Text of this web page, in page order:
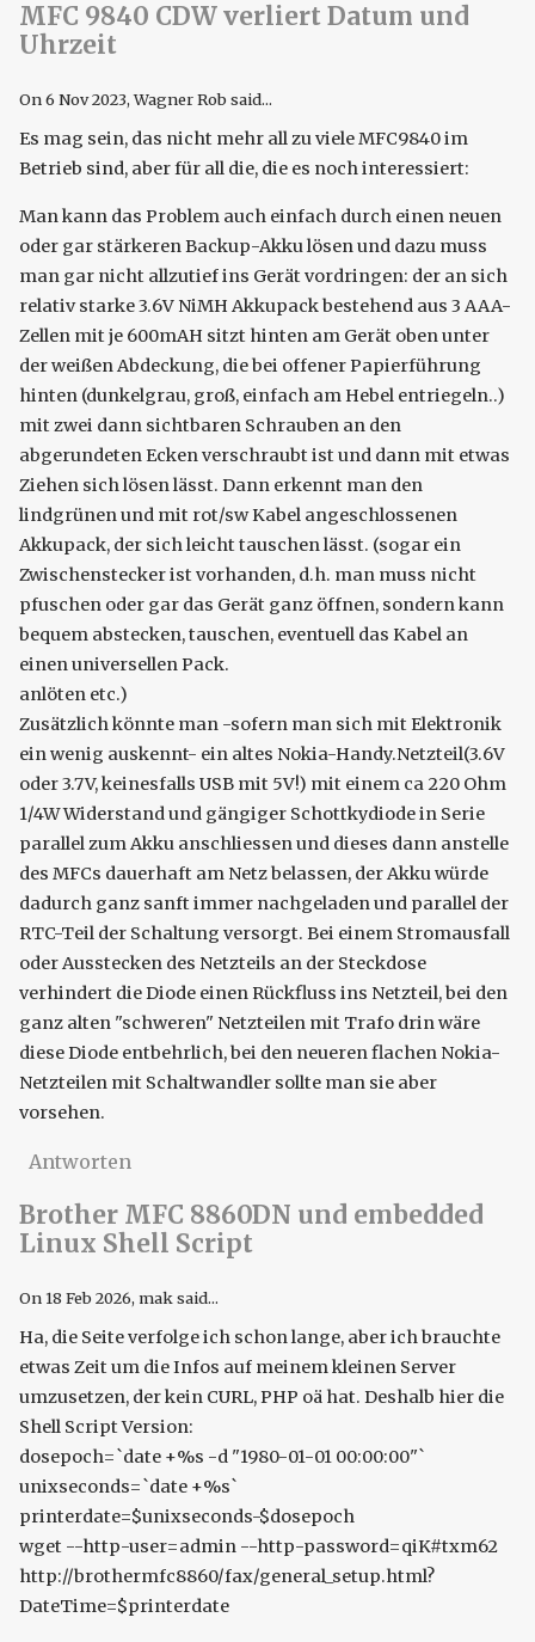
MFC 9840 CDW verliert Datum und
Uhrzeit
On6 Nov 2023, Wagner Rob said...
Es mag sein, das nicht mehr all zu viele MFC9840 im
Betrieb sind, aber für all die, die es noch interessiert:
Man kann das Problem auch einfach durch einen neuen
oder gar stärkeren Backup-Akku lösen und dazu muss
man gar nicht allzutief ins Gerät vordringen: der an sich
relativ starke 3.6V NiMH Akkupack bestehend aus 3 AAA-
Zellen mit je 600mAH sitzt hinten am Gerät oben unter
der weißen Abdeckung, die bei offener Papierführung
hinten (dunkelgrau, groß, einfach am Hebel entriegeln..)
mit zwei dann sichtbaren Schrauben an den
abgerundeten Ecken verschraubt ist und dann mit etwas
Ziehen sich lösen lässt. Dann erkennt man den
lindgrünen und mit rot/sw Kabel angeschlossenen
Akkupack, der sich leicht tauschen lässt. (sogar ein
Zwischenstecker ist vorhanden, d.h. man muss nicht
pfuschen oder gar das Gerät ganz öffnen, sondern kann
bequem abstecken, tauschen, eventuell das Kabel an
einen universellen Pack.
anlöten etc.)
Zusätzlich könnte man -sofern man sich mit Elektronik
ein wenig auskennt- ein altes Nokia-Handy.Netzteil(3.6V
oder 3.7V, keinesfalls USB mit 5V!) mit einem ca 220 Ohm
1/4W Widerstand und gängiger Schottkydiode in Serie
parallel zum Akku anschliessen und dieses dann anstelle
des MFCs dauerhaft am Netz belassen, der Akku würde
dadurch ganz sanft immer nachgeladen und parallel der
RTC-Teil der Schaltung versorgt. Bei einem Stromausfall
oder Ausstecken des Netzteils an der Steckdose
verhindert die Diode einen Rückfluss ins Netzteil, bei den
ganz alten "schweren" Netzteilen mit Trafo drin wäre
diese Diode entbehrlich, bei den neueren flachen Nokia-
Netzteilen mit Schaltwandler sollte man sie aber
vorsehen.
Antworten
Brother MFC 8860DN und embedded
Linux Shell Script
On 18 Feb 2026, mak said...
Ha, die Seite verfolge ich schon lange, aber ich brauchte
etwas Zeit um die Infos auf meinem kleinen Server
umzusetzen, der kein CURL, PHP oä hat. Deshalb hier die
Shell Script Version:
dosepoch=`date +%s -d "1980-01-01 00:00:00"`
unixseconds=`date +%s`
printerdate=$unixseconds-$dosepoch
wget --http-user=admin --http-password=qiK#txm62
http://brothermfc8860/fax/general_setup.html?
DateTime=$printerdate